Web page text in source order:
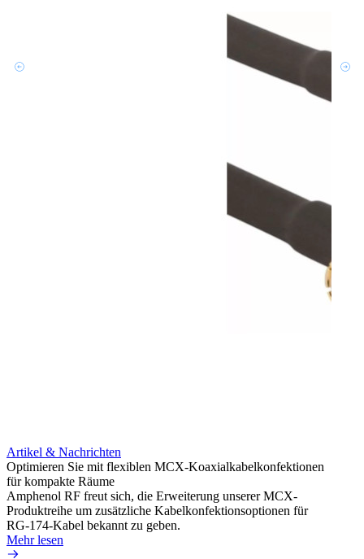
Artikel & Nachrichten
Optimieren Sie mit flexiblen MCX-Koaxialkabelkonfektionen
für kompakte Räume
Amphenol RF freut sich, die Erweiterung unserer MCX-
Produktreihe um zusätzliche Kabelkonfektionsoptionen für
RG-174-Kabel bekannt zu geben.
Mehr lesen